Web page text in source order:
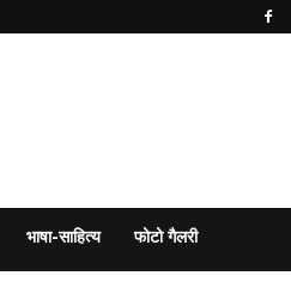
भाषा-साहित्य फोटो गैलरी